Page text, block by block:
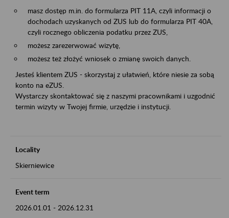
masz dostęp m.in. do formularza PIT 11A, czyli informacji o
dochodach uzyskanych od ZUS lub do formularza PIT 40A,
czyli rocznego obliczenia podatku przez ZUS,
możesz zarezerwować wizytę,
możesz też złożyć wniosek o zmianę swoich danych.
Jesteś klientem ZUS - skorzystaj z ułatwień, które niesie za sobą
konto na eZUS.
Wystarczy skontaktować się z naszymi pracownikami i uzgodnić
termin wizyty w Twojej firmie, urzędzie i instytucji.
Locality
Skierniewice
Event term
2026.01.01 - 2026.12.31